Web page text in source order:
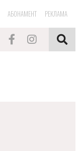
АБОНАМЕНТ РЕКЛАМА